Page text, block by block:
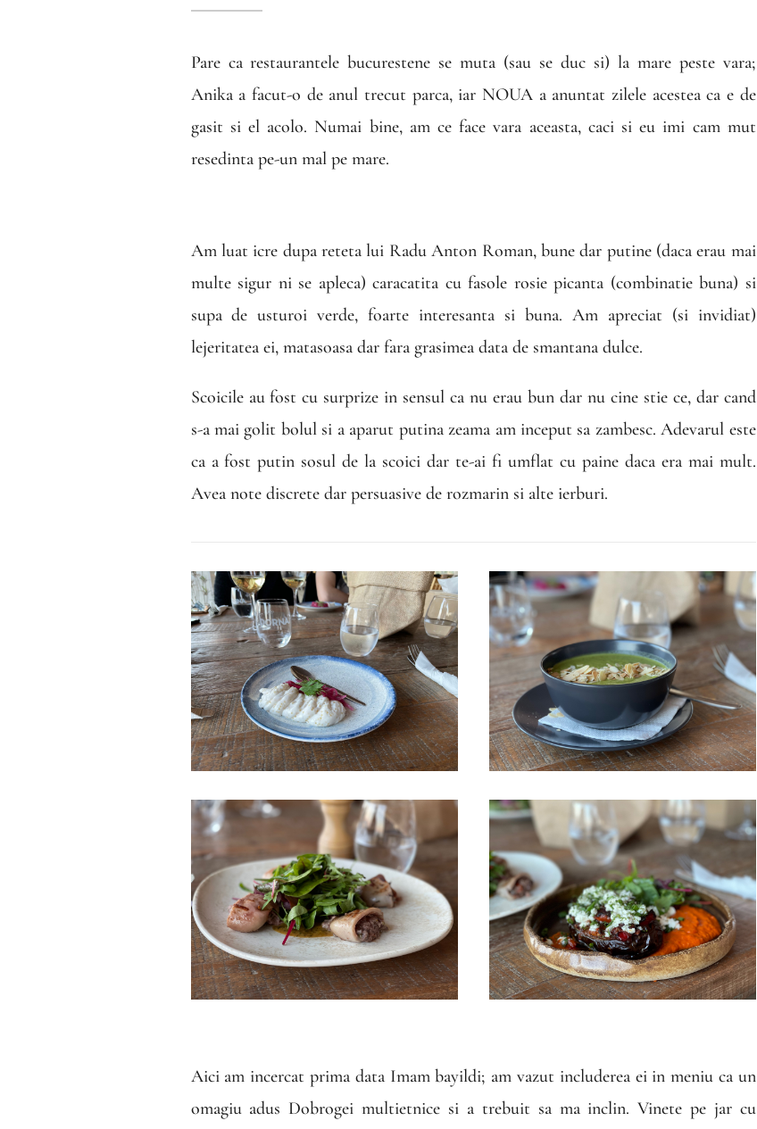
Pare ca restaurantele bucurestene se muta (sau se duc si) la mare peste vara;
Anika a facut-o de anul trecut parca, iar NOUA a anuntat zilele acestea ca e de
gasit si el acolo. Numai bine, am ce face vara aceasta, caci si eu imi cam mut
resedinta pe-un mal pe mare.
Am luat icre dupa reteta lui Radu Anton Roman, bune dar putine (daca erau mai
multe sigur ni se apleca) caracatita cu fasole rosie picanta (combinatie buna) si
supa de usturoi verde, foarte interesanta si buna. Am apreciat (si invidiat)
lejeritatea ei, matasoasa dar fara grasimea data de smantana dulce.
Scoicile au fost cu surprize in sensul ca nu erau bun dar nu cine stie ce, dar cand
s-a mai golit bolul si a aparut putina zeama am inceput sa zambesc. Adevarul este
ca a fost putin sosul de la scoici dar te-ai fi umflat cu paine daca era mai mult.
Avea note discrete dar persuasive de rozmarin si alte ierburi.
Aici am incercat prima data Imam bayildi; am vazut includerea ei in meniu ca un
omagiu adus Dobrogei multietnice si a trebuit sa ma inclin. Vinete pe jar cu